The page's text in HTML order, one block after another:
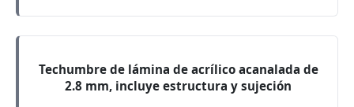
Techumbre de lámina de acrílico acanalada de
2.8 mm, incluye estructura y sujeción